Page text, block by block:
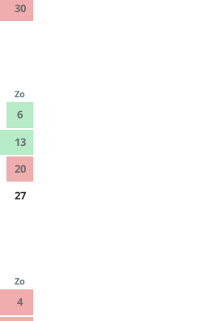
30
Zo
6
13
20
27
Zo
4